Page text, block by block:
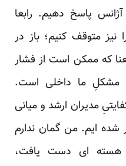
آژانس پاسخ دهیم. رابعا
نیز متوقف کنیم؛ باز در
که ممکن است از فشار
مشکلِ ما داخلی است.
مدیران ارشد و میانی
ایم. من گمان ندارم
هسته ‏ای دست یافت،